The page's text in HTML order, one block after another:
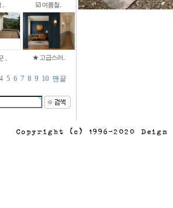
☑️ 여름철..
★ 고급스러..
4 5 6 7 8 9 10 맨끝